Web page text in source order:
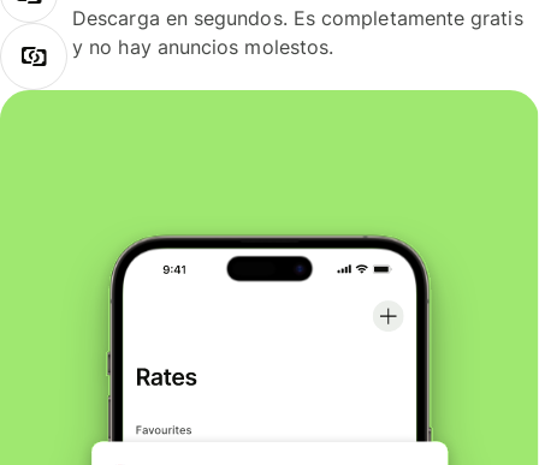
Descarga en segundos. Es completamente gratis
y no hay anuncios molestos.